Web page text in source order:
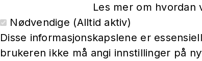
Les mer om hvordan
Nødvendige (Alltid aktiv)
Disse informasjonskapslene er
brukeren ikke må angi innstillinger på